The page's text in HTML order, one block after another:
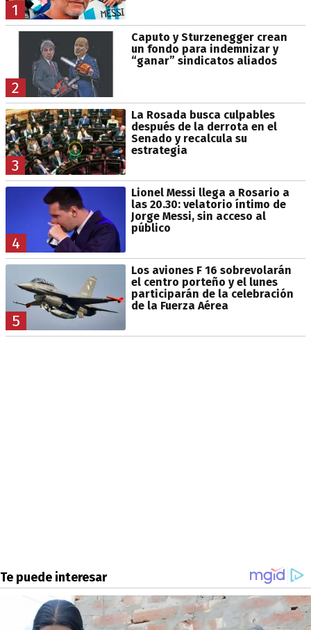
1
2
Caputo y Sturzenegger crean
un fondo para indemnizar y
“ganar” sindicatos aliados
3
La Rosada busca culpables
después de la derrota en el
Senado y recalcula su
estrategia
4
Lionel Messi llega a Rosario a
las 20.30: velatorio íntimo de
Jorge Messi, sin acceso al
público
5
Los aviones F 16 sobrevolarán
el centro porteño y el lunes
participarán de la celebración
de la Fuerza Aérea